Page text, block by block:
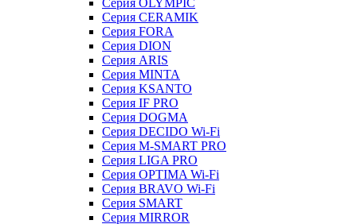
Серия OLYMPIC
Серия CERAMIK
Серия FORA
Серия DION
Серия ARIS
Серия MINTA
Серия KSANTO
Серия IF PRO
Серия DOGMA
Серия DECIDO Wi-Fi
Серия M-SMART PRO
Серия LIGA PRO
Серия OPTIMA Wi-Fi
Серия BRAVO Wi-Fi
Серия SMART
Серия MIRROR